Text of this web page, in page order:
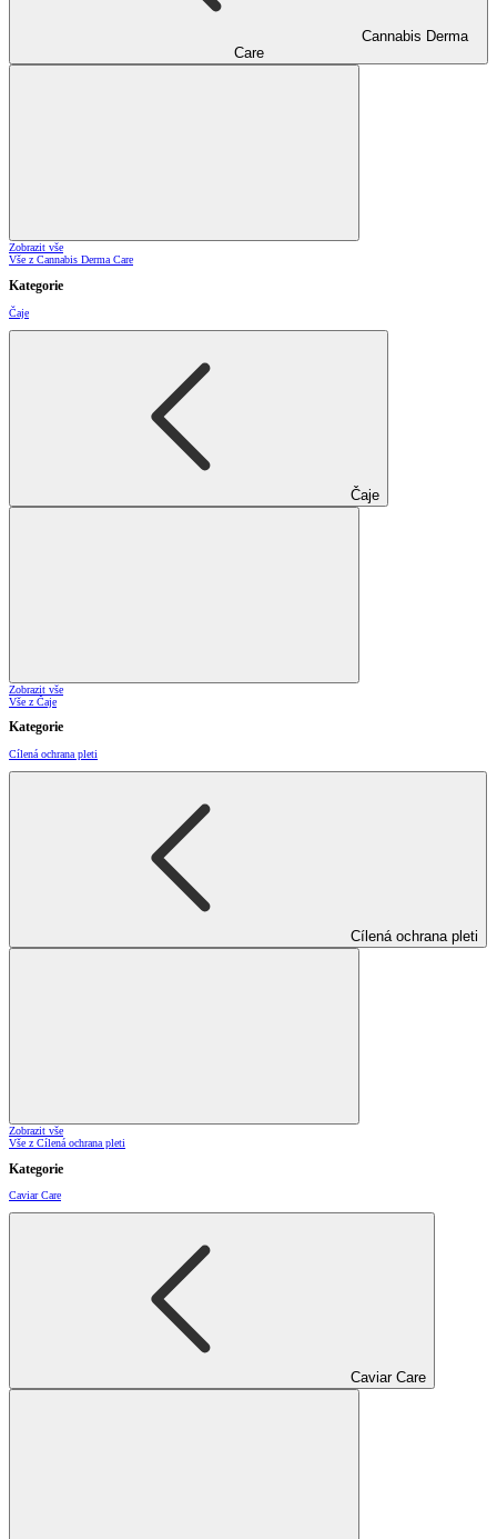
Cannabis Derma
Care
Zobrazit vše
Vše z Cannabis Derma Care
Kategorie
Čaje
Čaje
Zobrazit vše
Vše z Čaje
Kategorie
Cílená ochrana pleti
Cílená ochrana pleti
Zobrazit vše
Vše z Cílená ochrana pleti
Kategorie
Caviar Care
Caviar Care